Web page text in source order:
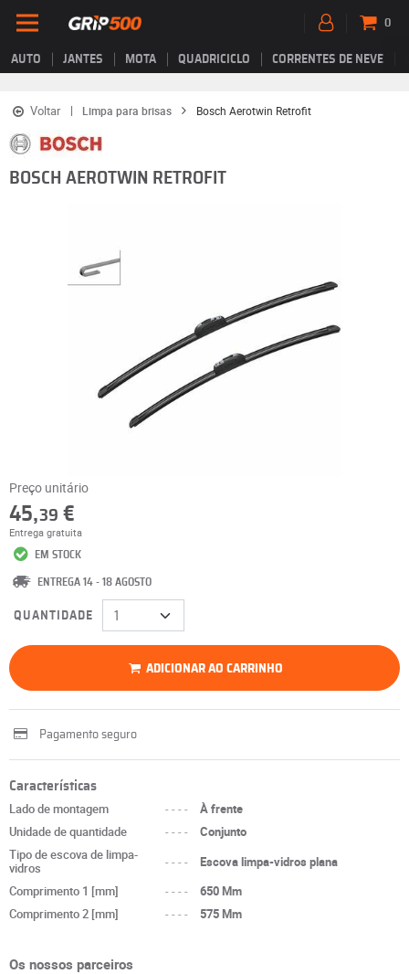
AUTO JANTES MOTA QUADRICICLO CORRENTES DE NEVE
0
Voltar Limpa para brisas Bosch Aerotwin Retrofit
BOSCH AEROTWIN RETROFIT
Preço unitário
45,39 €
Entrega gratuita
EM STOCK
ENTREGA 14 - 18 AGOSTO
QUANTIDADE
ADICIONAR AO CARRINHO
Pagamento seguro
Características
Lado de montagem ----
À frente
Unidade de quantidade
----
Conjunto
Tipo de escova de limpa-
vidros
----
Escova limpa-vidros plana
Comprimento 1 [mm]
----
650 Mm
Comprimento 2 [mm]
---- 575 Mm
Os nossos parceiros